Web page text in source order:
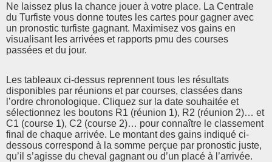
Ne laissez plus la chance jouer à votre place. La Centrale
du Turfiste vous donne toutes les cartes pour gagner avec
un pronostic turfiste gagnant. Maximisez vos gains en
visualisant les arrivées et rapports pmu des courses
passées et du jour.
Les tableaux ci-dessus reprennent tous les résultats
disponibles par réunions et par courses, classées dans
l’ordre chronologique. Cliquez sur la date souhaitée et
sélectionnez les boutons R1 (réunion 1), R2 (réunion 2)… et
C1 (course 1), C2 (course 2)… pour connaître le classement
final de chaque arrivée. Le montant des gains indiqué ci-
dessous correspond à la somme perçue par pronostic juste,
qu’il s’agisse du cheval gagnant ou d’un placé à l’arrivée.